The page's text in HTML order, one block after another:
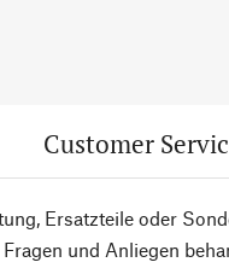
Customer
Ersatzteile oder
und Anliegen